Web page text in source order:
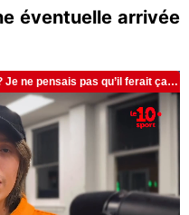
éventuelle arrivée